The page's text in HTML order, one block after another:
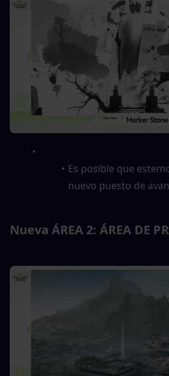
Es posible que
nuevo puesto de
Nueva ÁREA 2: ÁREA DE